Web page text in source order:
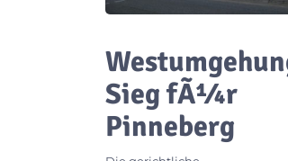
Sieg fÃ¼r
Pinneberg